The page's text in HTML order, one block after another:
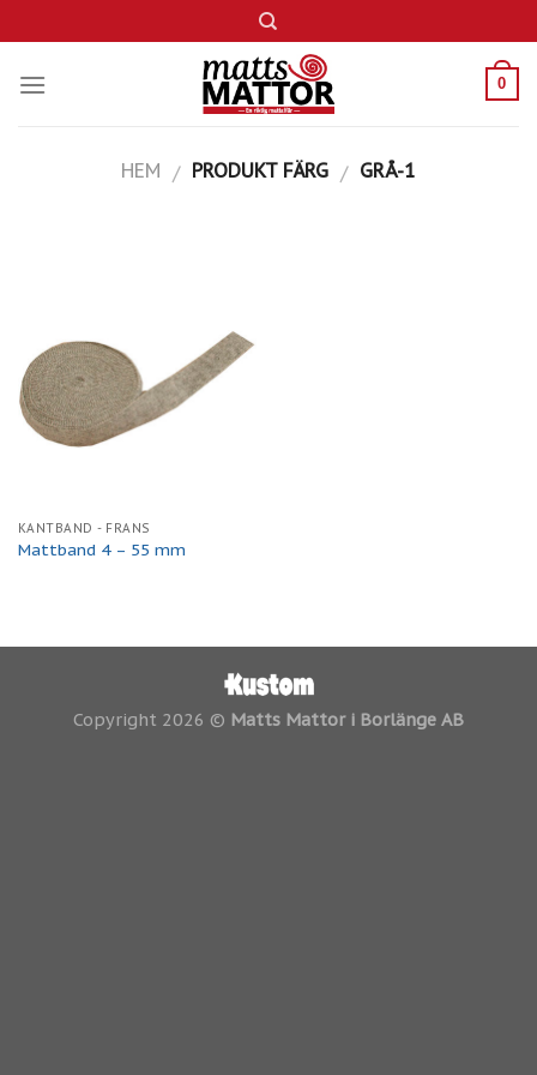
to
content
0
HEM / PRODUKT FÄRG / GRÅ-1
KANTBAND - FRANS
Mattband 4 – 55 mm
Copyright 2026 © Matts Mattor i Borlänge AB